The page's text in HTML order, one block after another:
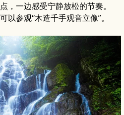
，一边感受宁静放松的节奏。
以参观“木造千手观音立像”。